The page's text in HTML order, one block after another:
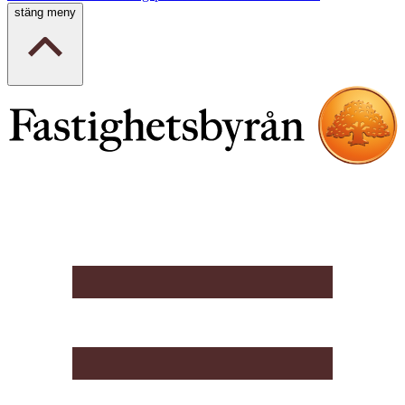
stäng meny